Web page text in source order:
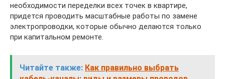
необходимости переделки всех точек в квартире,
придется проводить масштабные работы по замене
электропроводки, которые обычно делаются только
при капитальном ремонте.
Читайте также: Как правильно выбрать